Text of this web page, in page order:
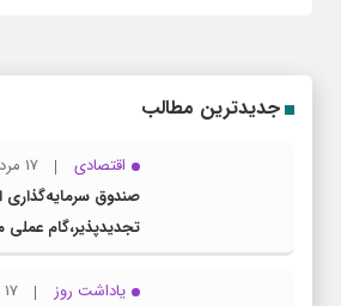
جدیدترین مطالب
اقتصادی
۱۷ مرداد ۱۴۰۵
صندوق سرمایه‌گذاری
تجدیدپذیر،گام
برنامه هفتم است
یاداشت روز
۱۷ مرداد ۱۴۰۵